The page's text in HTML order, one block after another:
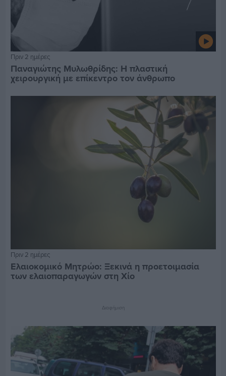
Πριν 2 ημέρες
Παναγιώτης Μυλωθρίδης: Η πλαστική
χειρουργική με επίκεντρο τον άνθρωπο
Πριν 2 ημέρες
Ελαιοκομικό Μητρώο: Ξεκινά η προετοιμασία
των ελαιοπαραγωγών στη Χίο
Διαφήμιση